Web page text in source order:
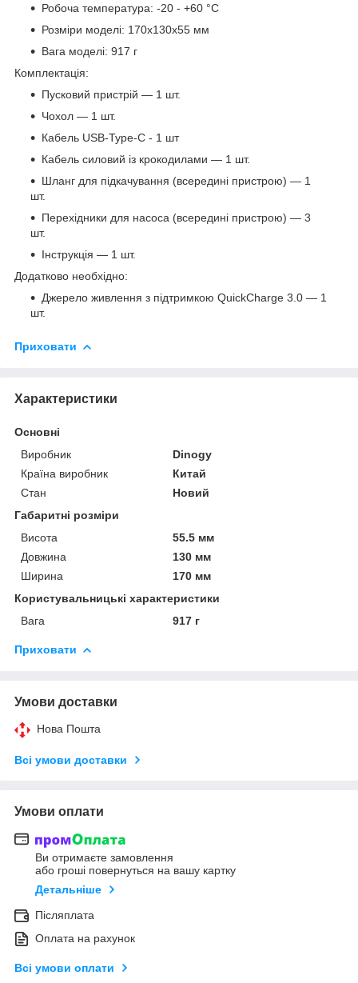
Робоча температура: -20 - +60 °С
Розміри моделі: 170х130х55 мм
Вага моделі: 917 г
Комплектація:
Пусковий пристрій — 1 шт.
Чохол — 1 шт.
Кабель USB-Type-C - 1 шт
Кабель силовий із крокодилами — 1 шт.
Шланг для підкачування (всередині пристрою) — 1
шт.
Перехідники для насоса (всередині пристрою) — 3
шт.
Інструкція — 1 шт.
Додатково необхідно:
Джерело живлення з підтримкою QuickCharge 3.0 — 1
шт.
Приховати
Характеристики
Основні
Виробник
Dinogy
Країна виробник
Китай
Стан
Новий
Габаритні розміри
Висота
55.5 мм
Довжина
130 мм
Ширина
170 мм
Користувальницькі характеристики
Вага
917 г
Приховати
Умови доставки
Нова Пошта
Всі умови доставки
Умови оплати
Ви отримаєте замовлення
або гроші повернуться на вашу картку
Детальніше
Післяплата
Оплата на рахунок
Всі умови оплати